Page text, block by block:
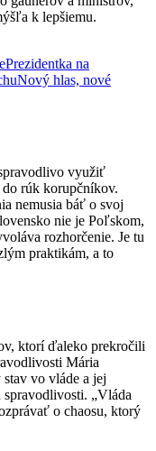
k lepšiemu.
Prezidentka na
Nový hlas, nové
využiť
rúk korupčníkov.
nemusia báť o svoj
nie je Poľskom,
rozhorčenie. Je tu
praktikám, a to
ktorí ďaleko prekročili
Mária
vo vláde a jej
„Vláda
o chaosu, ktorý